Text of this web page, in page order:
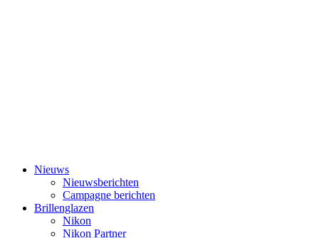
Nieuws
Nieuwsberichten
Campagne berichten
Brillenglazen
Nikon
Nikon Partner